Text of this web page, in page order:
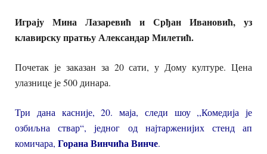
Играју Мина Лазаревић и Срђан Ивановић, уз
клавирску пратњуАлександар Милетић.
Почетак је заказан за 20 сати, у Дому културе. Цена
улазнице је 500 динара.
Три дана касније, 20. маја, следи шоу ,,Комедија је
озбиљна ствар“, једног од најтарженијих стенд ап
комичара, ГоранаВинчићаВинче.